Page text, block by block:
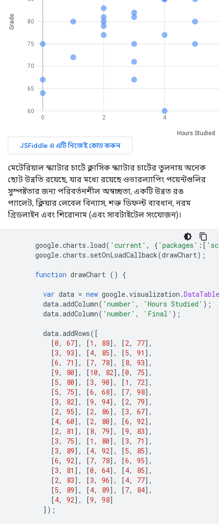
মেটেরিয়াল স্ক্যাটার চার্টে ক্লাসিক স্ক্যাটার চার্টের তুলনায় অনেক
ছোট উন্নতি রয়েছে, যার মধ্যে রয়েছে ওভারল্যাপিং পয়েন্টগুলির
সুস্পষ্টতার জন্য পরিবর্তনশীল অস্বচ্ছতা, একটি উন্নত রঙ
প্যালেট, ক্লিয়ার লেবেল বিন্যাস, শক্ত ডিফল্ট ব্যবধান, নরম
গ্রিডলাইন এবং শিরোনাম (এবং সাবটাইটেল সংযোজন)।
google.charts . load( 'current' , { 'packages' :[
google.charts . setOnLoadCallback(drawChart);
function drawChart () {
var data = new google.visualization .DataTable
data.addColumn( 'number' , 'Hours Studied' );
data.addColumn( 'number' , 'Final' );
data.addRows([
[0, 67], [1 , 88], [2, 77],
[3, 93], [4, 85], [5, 91 ],
[6, 71 ], [7, 78], [8, 93],
[9, 80], [10, 82],[0, 75],
[5, 80], [3, 90], [1 , 72],
[5, 75], [6, 68], [7, 98],
[3, 82], [9, 94], [2, 79],
[2, 95], [2, 86], [3, 67],
[4, 60], [2, 80], [6, 92],
[2, 81 ], [8, 79], [9, 83],
[3, 75], [1 , 80], [3, 71 ],
[3, 89], [4, 92], [5, 85],
[6, 92], [7, 78], [6, 95],
[3, 81 ], [0, 64], [4, 85],
[2, 83], [3, 96], [4, 77],
[5, 89], [4, 89], [7, 84],
[4, 92], [9, 98]
]);